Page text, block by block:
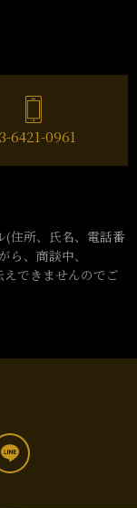
6421-0961
住所、氏名、電話番
、商談中、
できませんのでご